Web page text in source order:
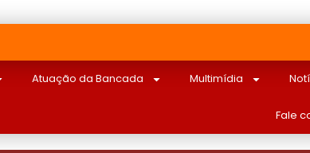
Atuação da Bancada Multimídia
Fale